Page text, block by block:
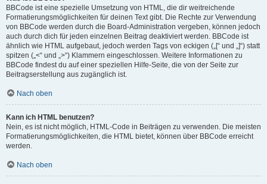
BBCode ist eine spezielle Umsetzung von HTML, die dir weitreichende
Formatierungsmöglichkeiten für deinen Text gibt. Die Rechte zur Verwendung
von BBCode werden durch die Board-Administration vergeben, können jedoch
auch durch dich für jeden einzelnen Beitrag deaktiviert werden. BBCode ist
ähnlich wie HTML aufgebaut, jedoch werden Tags von eckigen („[“ und „]“) statt
spitzen („<“ und „>“) Klammern eingeschlossen. Weitere Informationen zu
BBCode findest du auf einer speziellen Hilfe-Seite, die von der Seite zur
Beitragserstellung aus zugänglich ist.
Nach oben
Kann ich HTML benutzen?
Nein, es ist nicht möglich, HTML-Code in Beiträgen zu verwenden. Die meisten
Formatierungsmöglichkeiten, die HTML bietet, können über BBCode erreicht
werden.
Nach oben